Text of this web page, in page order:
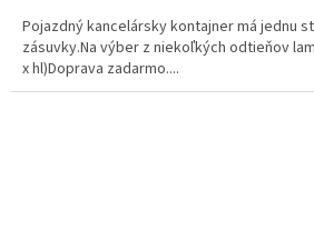
Pojazdný kancelársky kontajner má jednu
zásuvky.Na výber z niekoľkých odtieňov
x hl)Doprava zadarmo....